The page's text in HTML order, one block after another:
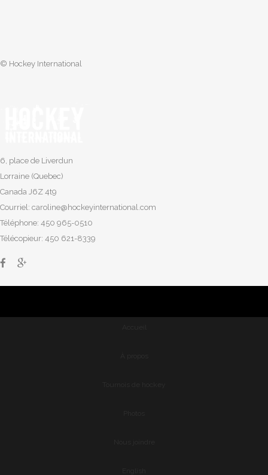
© Hockey International
6, place de Liverdun
Lorraine (Quebec)
Canada J6Z 4t9
Courriel: caroline@hockeyinternational.com
Téléphone: 450 965-0510
Télécopieur: 450 621-8339